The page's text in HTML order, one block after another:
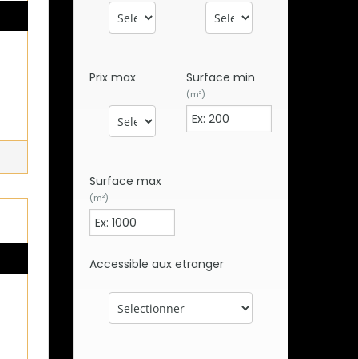
Prix max Surface min
(m²)
Surface max
(m²)
Accessible aux etranger